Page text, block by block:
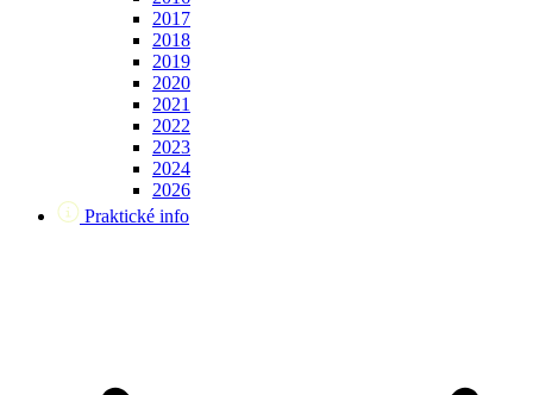
2017
2018
2019
2020
2021
2022
2023
2024
2026
Praktické info